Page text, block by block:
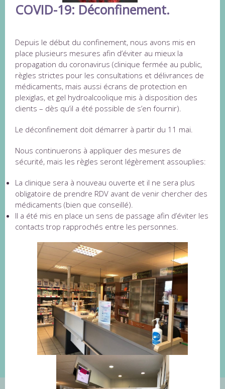
COVID-19: Déconfinement.
Depuis le début du confinement, nous avons mis en
place plusieurs mesures afin d’éviter au mieux la
propagation du coronavirus (clinique fermée au public,
règles strictes pour les consultations et délivrances de
médicaments, mais aussi écrans de protection en
plexiglas, et gel hydroalcoolique mis à disposition des
clients – dès qu’il a été possible de s’en fournir).
Le déconfinement doit démarrer à partir du 11 mai.
Nous continuerons à appliquer des mesures de
sécurité, mais les règles seront légèrement assouplies:
La clinique sera à nouveau ouverte et il ne sera plus
obligatoire de prendre RDV avant de venir chercher des
médicaments (bien que conseillé).
Il a été mis en place un sens de passage afin d’éviter les
contacts trop rapprochés entre les personnes.